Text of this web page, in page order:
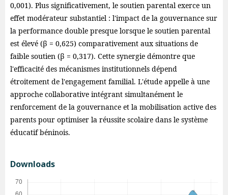
0,001). Plus significativement, le soutien parental exerce un
effet modérateur substantiel : l'impact de la gouvernance sur
la performance double presque lorsque le soutien parental
est élevé (β = 0,625) comparativement aux situations de
faible soutien (β = 0,317). Cette synergie démontre que
l'efficacité des mécanismes institutionnels dépend
étroitement de l'engagement familial. L'étude appelle à une
approche collaborative intégrant simultanément le
renforcement de la gouvernance et la mobilisation active des
parents pour optimiser la réussite scolaire dans le système
éducatif béninois.
Downloads